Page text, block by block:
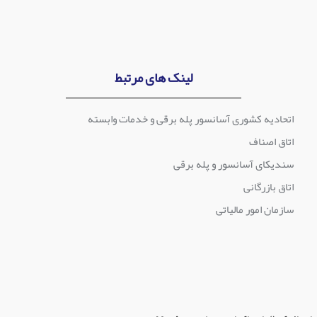
لینک های مرتبط
اتحادیه کشوری آسانسور پله برقی و خدمات وابسته
اتاق اصناف
سندیکای آسانسور و پله برقی
اتاق بازرگانی
سازمان امور مالیاتی